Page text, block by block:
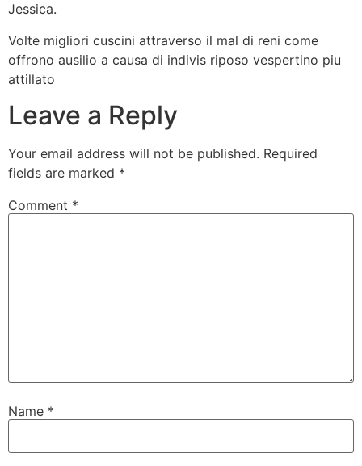
Jessica.
Volte migliori cuscini attraverso il mal di reni come
offrono ausilio a causa di indivis riposo vespertino piu
attillato
Leave a Reply
Your email address will not be published. Required
fields are marked *
Comment *
Name *